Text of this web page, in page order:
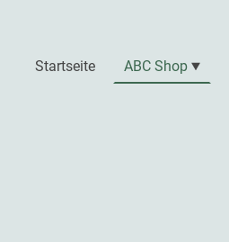
Startseite ABC Shop